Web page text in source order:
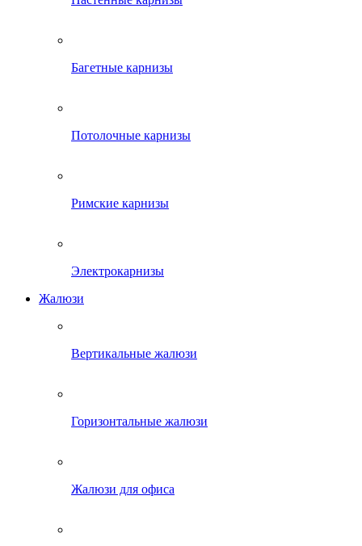
Багетные карнизы
Потолочные карнизы
Римские карнизы
Электрокарнизы
Жалюзи
Вертикальные жалюзи
Горизонтальные жалюзи
Жалюзи для офиса